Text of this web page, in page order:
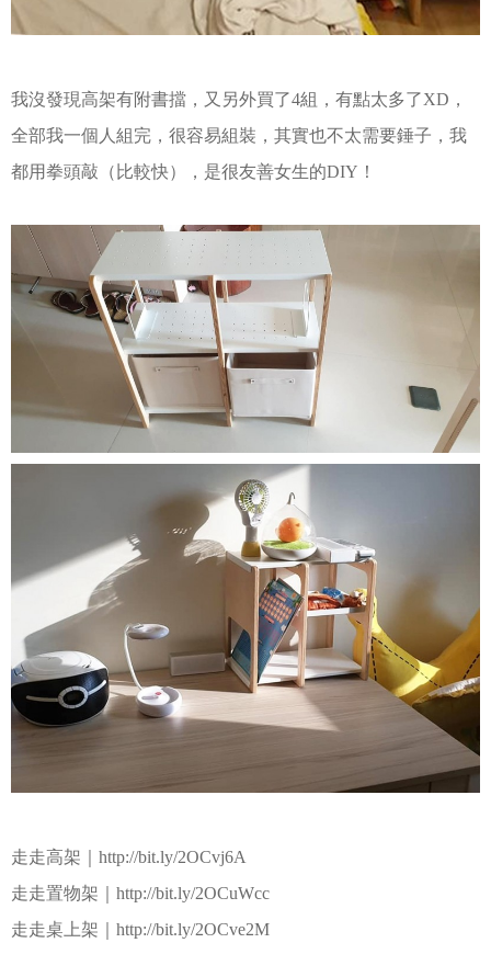
我沒發現高架有附書擋，又另外買了4組，有點太多了XD，
全部我一個人組完，很容易組裝，其實也不太需要錘子，我
都用拳頭敲（比較快），是很友善女生的DIY！
走走高架｜ http://bit.ly/2OCvj6A
走走置物架｜ http://bit.ly/2OCuWcc
走走桌上架｜ http://bit.ly/2OCve2M